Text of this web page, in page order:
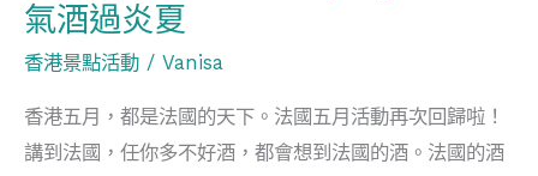
氣酒過炎夏
香港景點活動 / Vanisa
香港五月，都是法國的天下。法國五月活動再次回歸啦！
講到法國，任你多不好酒，都會想到法國的酒。法國的酒
香
檳
酒
過